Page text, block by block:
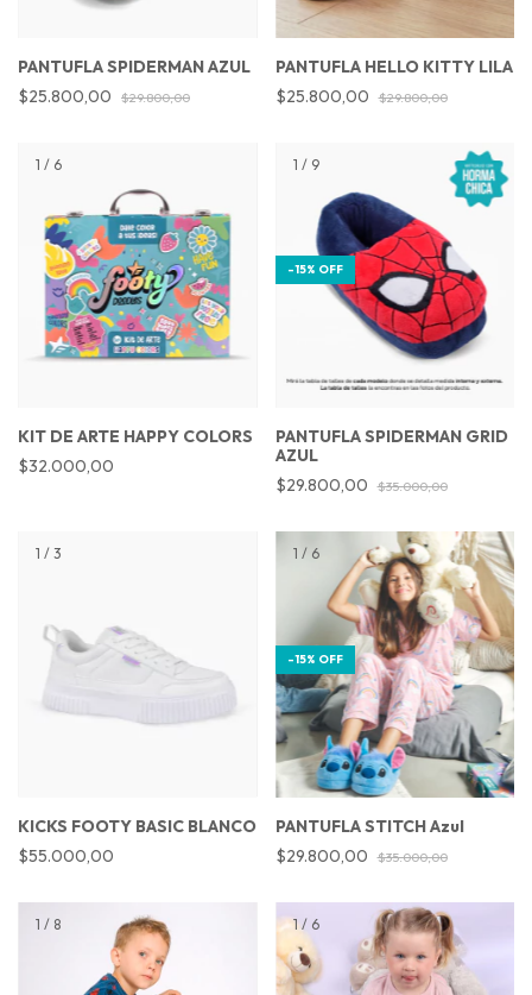
PANTUFLA SPIDERMAN AZUL
$25.800,00
$29.800,00
PANTUFLA HELLO KITTY LILA
$25.800,00
$29.800,00
1 / 6
KIT DE ARTE HAPPY COLORS
$32.000,00
1 / 9
-15% OFF
PANTUFLA SPIDERMAN GRID
AZUL
$29.800,00
$35.000,00
1 / 3
KICKS FOOTY BASIC BLANCO
$55.000,00
1 / 6
-15% OFF
PANTUFLA STITCH Azul
$29.800,00
$35.000,00
1 / 8 1/ 6